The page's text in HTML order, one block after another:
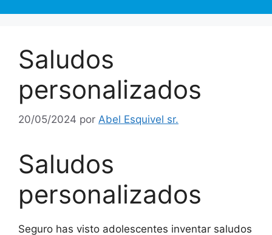
Saludos
personalizados
20/05/2024 por Abel Esquivel sr.
Saludos
personalizados
Seguro has visto adolescentes inventar saludos